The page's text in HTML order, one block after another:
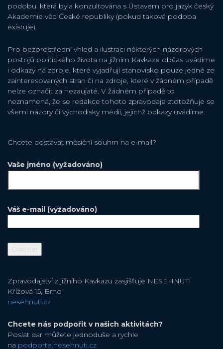
podobu, která byla konzultována s Ústavem pro jazyk český
Akademie věd České republiky (pokud taková podoba
existuje).
Pro bezprostřední vhled a ilustraci některých názorových
postojů politického života na jižním Kavkaze občas uvádíme
i odkazy na zdroje, které vyjadřují stanovisko pouze jedné ze
zainteresovaných stran či na zdroje, které v žádném případě
nelze označit za nezaujaté. V žádném případě to
neznamená, že se redakce tohoto zpravodaje ztotožňuje se
všemi názory či východisky médií, jejichž odkazy uvádíme.
Chcete dostávat měsiční souhrn na e-mail?
Vaše jméno (vyžadováno)
Váš e-mail (vyžadováno)
Zpravodajství z jižního Kavkazu zasjišťuje NESEHNUTÍ
Křížová 15, Brno
nesehnuti.cz
Chcete nás podpořit v našich aktivitách?
Poslat dar můžete jednoduše a rychle
na podporte.nesehnuti.cz